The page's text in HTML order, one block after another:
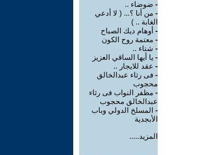
- ضوضاء ..
- من أنا ؟... ( لا أدعي
الغابة .. )
- أوهام ديك الصباح
- معتمة روح الكون
- شتاء ..
- يا أيها الساقي العزيز
- عقد للايجار ..
- فى رثاء عبدالخالق
محجوب
- مظفر النواب فى رثاء
عبدالخالق محجوب
- المسلخ الدولي وباب
الأبجدية
المزيد.....